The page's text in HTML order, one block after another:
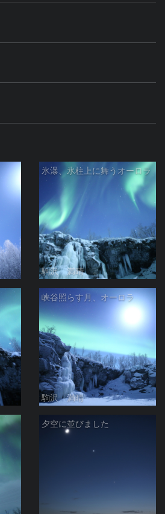
氷瀑、氷柱上に舞うオーロラ
駒沢 満晴
峡谷照らす月、オーロラ
駒沢 満晴
夕空に並びました